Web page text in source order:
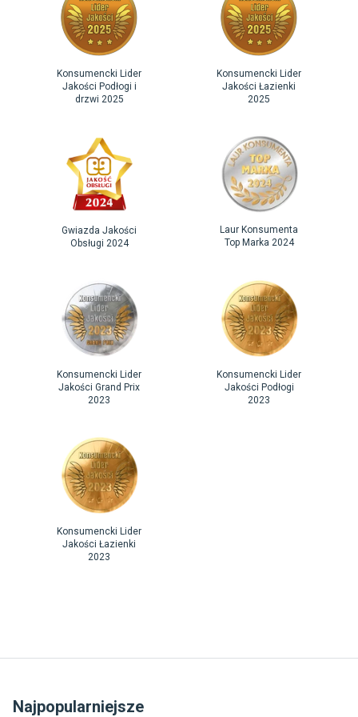
czy mydła. Dzięki temu kabina wymaga znacznie mniej
codziennego czyszczenia, co pozwala zaoszczędzić
czas i minimalizuje wysiłek podczas sprzątania łazienki.
WYGODNE ROZWIĄZANIE DLA KAŻDEJ
ŁAZIENKI
Dzięki zawiasom kolumnowym kabina może być
otwierana zarówno do wewnątrz, jak i na zewnątrz.
To elastyczne rozwiązanie pozwala na łatwy dostęp
do prysznica i komfortowe warunki użytkowania nawet
w niewielkich przestrzeniach.
Konsumencki Lider
Jakości Podłogi i
drzwi 2025
Konsumencki Lider
Jakości Łazienki
2025
Gwiazda Jakości
Obsługi 2024
Laur Konsumenta
Top Marka 2024
Konsumencki Lider
Jakości Grand Prix
2023
Konsumencki Lider
Jakości Podłogi
2023
Konsumencki Lider
Jakości Łazienki
2023
Najpopularniejsze